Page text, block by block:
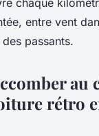
chaque
entre vent
passants.
au
rétro